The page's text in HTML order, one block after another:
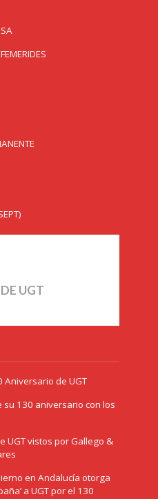
UGT
Aniversario de UGT
su 130 aniversario con los
UGT vistos por Gallego &
en Andalucía otorga
a UGT por el 130